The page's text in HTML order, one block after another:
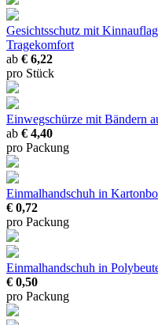
Gesichtsschutz mit
Tragekomfort
ab € 6,22
pro Stück
Einwegschürze mit Bändern
ab € 4,40
pro Packung
Einmalhandschuh in
€ 0,72
pro Packung
Einmalhandschuh in
€ 0,50
pro Packung